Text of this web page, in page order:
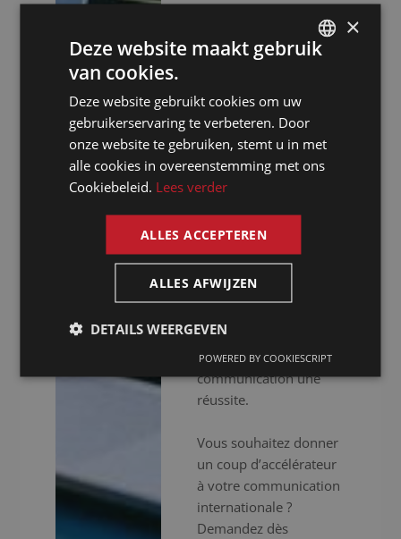
professionnelle. Nous
ne nous contentons pas
interprètes
expérimentés, nous
mettons aussi à votre
disposition un
équipement audiovisuel
que votre événement se
Que vous organisiez
des réunions virtuelles,
présentiel, nous faisons
de votre
communication une
réussite.
Vous souhaitez donner
un coup d’accélérateur
à votre communication
internationale ?
Demandez dès
FRENCH
×
Deze website maakt gebruik
van cookies.
Deze website gebruikt cookies om uw
gebruikerservaring te verbeteren. Door
onze website te gebruiken, stemt u in met
alle cookies in overeenstemming met ons
Cookiebeleid. Lees verder
ALLES ACCEPTEREN
ALLES AFWIJZEN
DETAILS WEERGEVEN
POWERED BY COOKIESCRIPT